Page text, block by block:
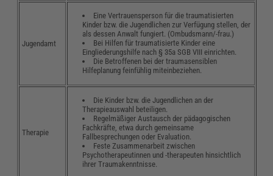
Jugendamt
Eine Vertrauensperson für die traumatisierten
Kinder bzw. die Jugendlichen zur Verfügung stellen, der
als dessen Anwalt fungiert. (Ombudsmann/-frau.)
Bei Hilfen für traumatisierte Kinder eine
Eingliederungshilfe nach § 35a SGB VIII einrichten.
Die Betroffenen bei der traumasensiblen
Hilfeplanung feinfühlig miteinbeziehen.
Therapie
Die Kinder bzw. die Jugendlichen an der
Therapieauswahl beteiligen.
Regelmäßiger Austausch der pädagogischen
Fachkräfte, etwa durch gemeinsame
Fallbesprechungen oder Evaluation.
Feste Zusammenarbeit zwischen
Psychotherapeutinnen und -therapeuten hinsichtlich
ihrer Traumakenntnisse.